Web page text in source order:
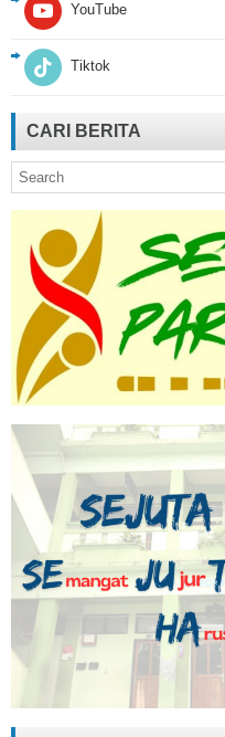
YouTube
Tiktok
CARI BERITA